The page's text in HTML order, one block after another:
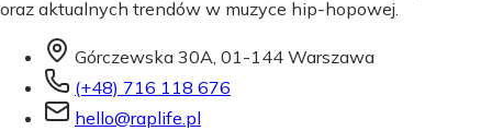
oraz aktualnych trendów w muzyce hip-hopowej.
Górczewska 30A, 01-144 Warszawa
(+48) 716 118 676
hello@raplife.pl